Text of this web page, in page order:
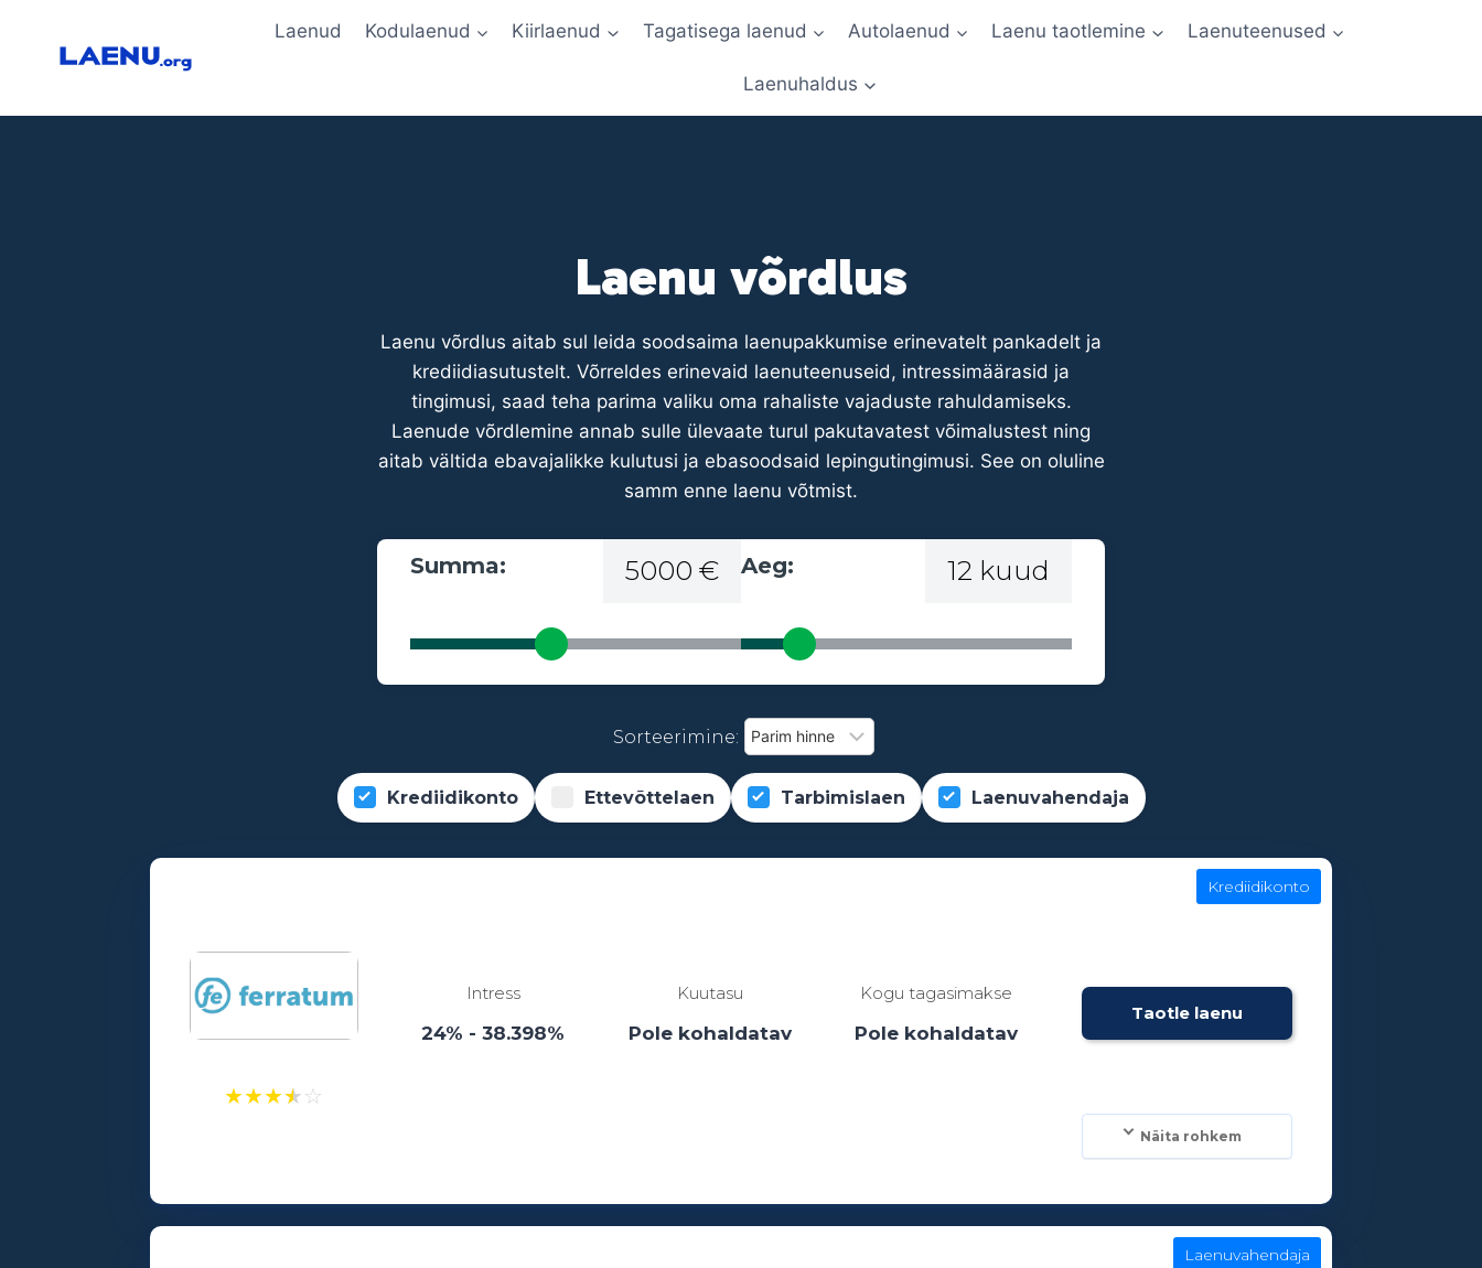
Laenud Kodulaenud Kiirlaenud Tagatisega laenud Autolaenud Laenu taotlemine Laenuteenused
Laenuhaldus
Laenu võrdlus
Laenu võrdlus aitab sul leida soodsaima laenupakkumise erinevatelt pankadelt ja
krediidiasutustelt. Võrreldes erinevaid laenuteenuseid, intressimäärasid ja
tingimusi, saad teha parima valiku oma rahaliste vajaduste rahuldamiseks.
Laenude võrdlemine annab sulle ülevaate turul pakutavatest võimalustest ning
aitab vältida ebavajalikke kulutusi ja ebasoodsaid lepingutingimusi. See on oluline
samm enne laenu võtmist.
Summa: 5000 € Aeg: 12 kuud
Sorteerimine:
Krediidikonto Ettevõttelaen Tarbimislaen Laenuvahendaja
★★★★☆
Intress
24% - 38.398%
Kuutasu
Pole kohaldatav
Kogu tagasimakse
Pole kohaldatav
Taotle laenu
Krediidikonto
Näita rohkem
Laenuvahendaja